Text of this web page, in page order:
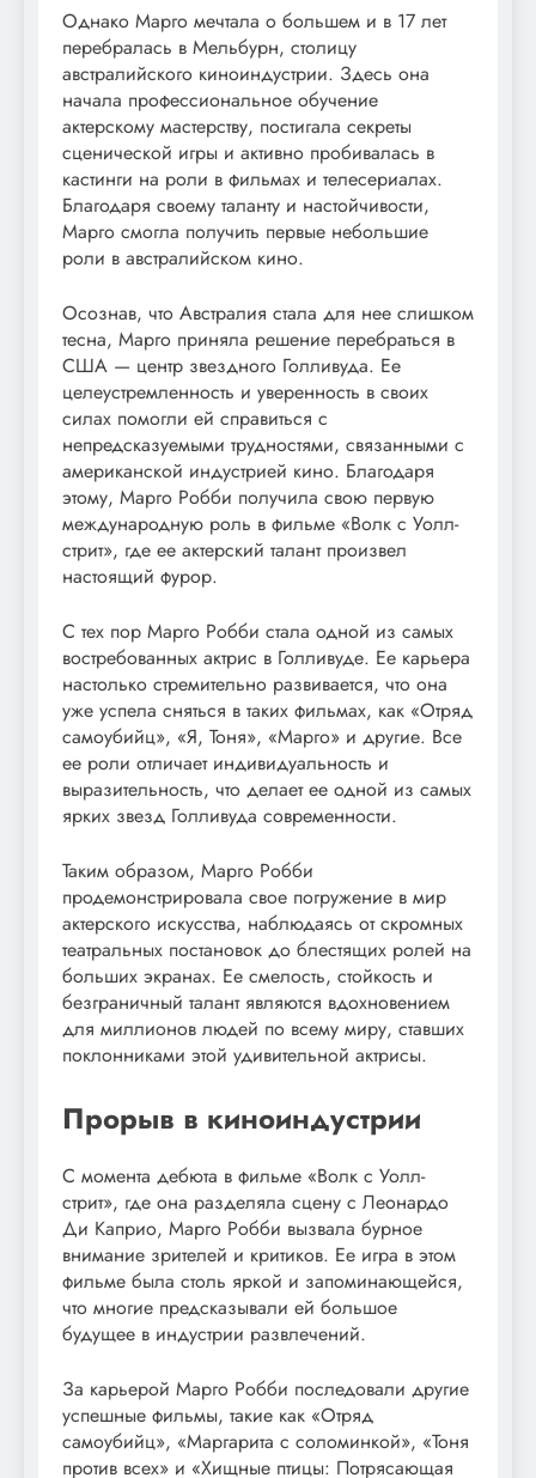
Однако Марго мечтала о большем и в 17 лет
перебралась в Мельбурн, столицу
австралийского киноиндустрии. Здесь она
начала профессиональное обучение
актерскому мастерству, постигала секреты
сценической игры и активно пробивалась в
кастинги на роли в фильмах и телесериалах.
Благодаря своему таланту и настойчивости,
Марго смогла получить первые небольшие
роли в австралийском кино.
Осознав, что Австралия стала для нее слишком
тесна, Марго приняла решение перебраться в
США — центр звездного Голливуда. Ее
целеустремленность и уверенность в своих
силах помогли ей справиться с
непредсказуемыми трудностями, связанными с
американской индустрией кино. Благодаря
этому, Марго Робби получила свою первую
международную роль в фильме «Волк с Уолл-
стрит», где ее актерский талант произвел
настоящий фурор.
С тех пор Марго Робби стала одной из самых
востребованных актрис в Голливуде. Ее карьера
настолько стремительно развивается, что она
уже успела сняться в таких фильмах, как «Отряд
самоубийц», «Я, Тоня», «Марго» и другие. Все
ее роли отличает индивидуальность и
выразительность, что делает ее одной из самых
ярких звезд Голливуда современности.
Таким образом, Марго Робби
продемонстрировала свое погружение в мир
актерского искусства, наблюдаясь от скромных
театральных постановок до блестящих ролей на
больших экранах. Ее смелость, стойкость и
безграничный талант являются вдохновением
для миллионов людей по всему миру, ставших
поклонниками этой удивительной актрисы.
Прорыв в киноиндустрии
С момента дебюта в фильме «Волк с Уолл-
стрит», где она разделяла сцену с Леонардо
Ди Каприо, Марго Робби вызвала бурное
внимание зрителей и критиков. Ее игра в этом
фильме была столь яркой и запоминающейся,
что многие предсказывали ей большое
будущее в индустрии развлечений.
За карьерой Марго Робби последовали другие
успешные фильмы, такие как «Отряд
самоубийц», «Маргарита с соломинкой», «Тоня
против всех» и «Хищные птицы: Потрясающая